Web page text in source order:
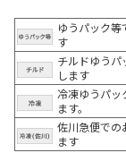
ゆうパック等
す
チルドゆうパ
します
冷凍ゆうパッ
ます。
佐川急便での
ます